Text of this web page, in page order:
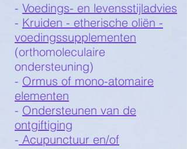
- Voedings- en levensstijladvies
- Kruiden - etherische oliën -
voedingssupplementen
(orthomoleculaire
ondersteuning)
- Ormus of mono-atomaire
elementen
- Ondersteunen van de
ontgiftiging
- Acupunctuur en/of